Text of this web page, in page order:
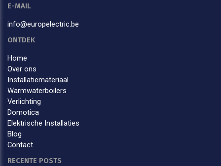
E-MAIL
info@europelectric.be
ONTDEK
Home
Over ons
Installatiemateriaal
Warmwaterboilers
Verlichting
Domotica
Elektrische Installaties
Blog
Contact
RECENTE POSTS